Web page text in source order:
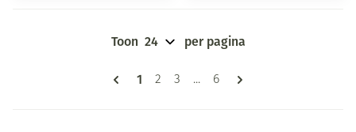
Pagina's
U lees momenteel pagina
1 Pagina
2 Pagina
3 ... Pagina
6
Toon per pagina